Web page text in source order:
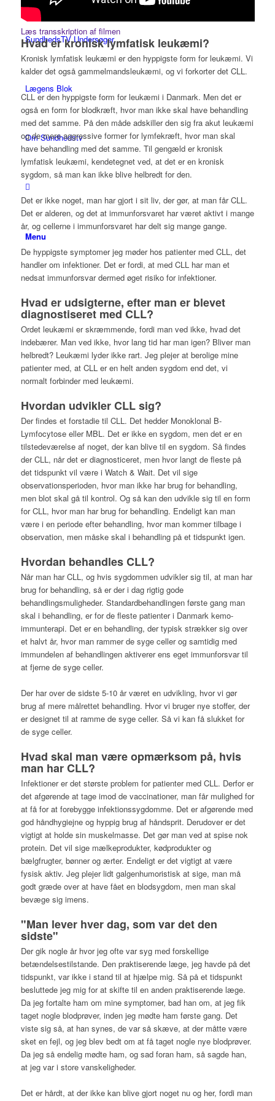
SundhedsTV Undersøger
Lægens Blok
Om Sundhedstv
Menu
Læs transskription af filmen
Hvad er kronisk lymfatisk leukæmi?
Kronisk lymfatisk leukæmi er den hyppigste form for leukæmi. Vi
kalder det også gammelmandsleukæmi, og vi forkorter det CLL.
CLL er den hyppigste form for leukæmi i Danmark. Men det er
også en form for blodkræft, hvor man ikke skal have behandling
med det samme. På den måde adskiller den sig fra akut leukæmi
og de mere aggressive former for lymfekræft, hvor man skal
have behandling med det samme. Til gengæld er kronisk
lymfatisk leukæmi, kendetegnet ved, at det er en kronisk
sygdom, så man kan ikke blive helbredt for den.
Det er ikke noget, man har gjort i sit liv, der gør, at man får CLL.
Det er alderen, og det at immunforsvaret har været aktivt i mange
år, og cellerne i immunforsvaret har delt sig mange gange.
De hyppigste symptomer jeg møder hos patienter med CLL, det
handler om infektioner. Det er fordi, at med CLL har man et
nedsat immunforsvar dermed øget risiko for infektioner.
Hvad er udsigterne, efter man er blevet
diagnostiseret med CLL?
Ordet leukæmi er skræmmende, fordi man ved ikke, hvad det
indebærer. Man ved ikke, hvor lang tid har man igen? Bliver man
helbredt? Leukæmi lyder ikke rart. Jeg plejer at berolige mine
patienter med, at CLL er en helt anden sygdom end det, vi
normalt forbinder med leukæmi.
Hvordan udvikler CLL sig?
Der findes et forstadie til CLL. Det hedder Monoklonal B-
Lymfocytose eller MBL. Det er ikke en sygdom, men det er en
tilstedeværelse af noget, der kan blive til en sygdom. Så findes
der CLL, når det er diagnosticeret, men hvor langt de fleste på
det tidspunkt vil være i Watch & Wait. Det vil sige
observationsperioden, hvor man ikke har brug for behandling,
men blot skal gå til kontrol. Og så kan den udvikle sig til en form
for CLL, hvor man har brug for behandling. Endeligt kan man
være i en periode efter behandling, hvor man kommer tilbage i
observation, men måske skal i behandling på et tidspunkt igen.
Hvordan behandles CLL?
Når man har CLL, og hvis sygdommen udvikler sig til, at man har
brug for behandling, så er der i dag rigtig gode
behandlingsmuligheder. Standardbehandlingen første gang man
skal i behandling, er for de fleste patienter i Danmark kemo-
immunterapi. Det er en behandling, der typisk strækker sig over
et halvt år, hvor man rammer de syge celler og samtidig med
immundelen af behandlingen aktiverer ens eget immunforsvar til
at fjerne de syge celler.
Der har over de sidste 5-10 år været en udvikling, hvor vi gør
brug af mere målrettet behandling. Hvor vi bruger nye stoffer, der
er designet til at ramme de syge celler. Så vi kan få slukket for
de syge celler.
Hvad skal man være opmærksom på, hvis
man har CLL?
Infektioner er det største problem for patienter med CLL. Derfor er
det afgørende at tage imod de vaccinationer, man får mulighed for
at få for at forebygge infektionssygdomme. Det er afgørende med
god håndhygiejne og hyppig brug af håndsprit. Derudover er det
vigtigt at holde sin muskelmasse. Det gør man ved at spise nok
protein. Det vil sige mælkeprodukter, kødprodukter og
bælgfrugter, bønner og ærter. Endeligt er det vigtigt at være
fysisk aktiv. Jeg plejer lidt galgenhumoristisk at sige, man må
godt græde over at have fået en blodsygdom, men man skal
bevæge sig imens.
"Man lever hver dag, som var det den
sidste"
Der gik nogle år hvor jeg ofte var syg med forskellige
betændelsestilstande. Den praktiserende læge, jeg havde på det
tidspunkt, var ikke i stand til at hjælpe mig. Så på et tidspunkt
besluttede jeg mig for at skifte til en anden praktiserende læge.
Da jeg fortalte ham om mine symptomer, bad han om, at jeg fik
taget nogle blodprøver, inden jeg mødte ham første gang. Det
viste sig så, at han synes, de var så skæve, at der måtte være
sket en fejl, og jeg blev bedt om at få taget nogle nye blodprøver.
Da jeg så endelig mødte ham, og sad foran ham, så sagde han,
at jeg var i store vanskeligheder.
Det er hårdt, at der ikke kan blive gjort noget nu og her, fordi man